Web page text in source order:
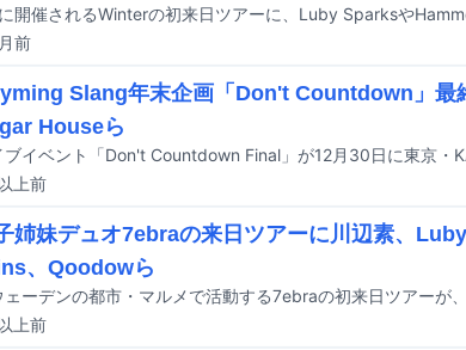
開催されるWinterの初来日ツアーに、Luby Sparksや
前
Slang年末企画「Don't Countdown」最
Houseら
上前
姉妹デュオ7ebraの来日ツアーに川辺素、
、Qoodowら
上前